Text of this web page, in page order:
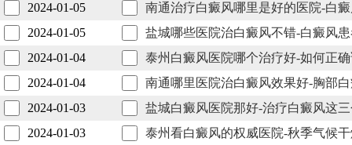
2024-01-05
南通治疗白癜风哪里是好的医院-白
2024-01-05
盐城哪些医院治白癜风不错-白癜风
2024-01-04
泰州白癜风医院哪个治疗好-如何正
2024-01-04
南通哪里医院治白癜风效果好-胸部
2024-01-03
盐城白癜风医院那好-治疗白癜风这
2024-01-03
泰州看白癜风的权威医院-秋季气候